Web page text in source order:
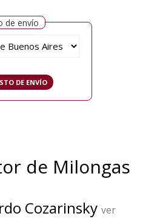
de envío
de Milongas
Cozarinsky ver